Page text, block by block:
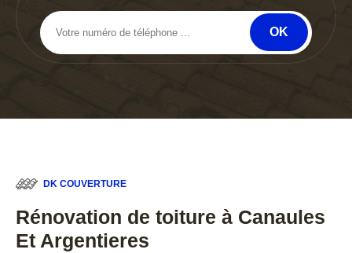
DK COUVERTURE
Rénovation de toiture à Canaules
Et Argentieres